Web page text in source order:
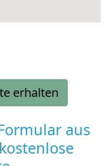
erhalten
aus